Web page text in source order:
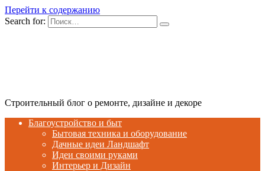
Перейти к содержанию
Search for:
Строительный блог о ремонте, дизайне и декоре
Благоустройство и быт
Бытовая техника и оборудование
Дачные идеи Ландшафт
Идеи своими руками
Интерьер и Дизайн